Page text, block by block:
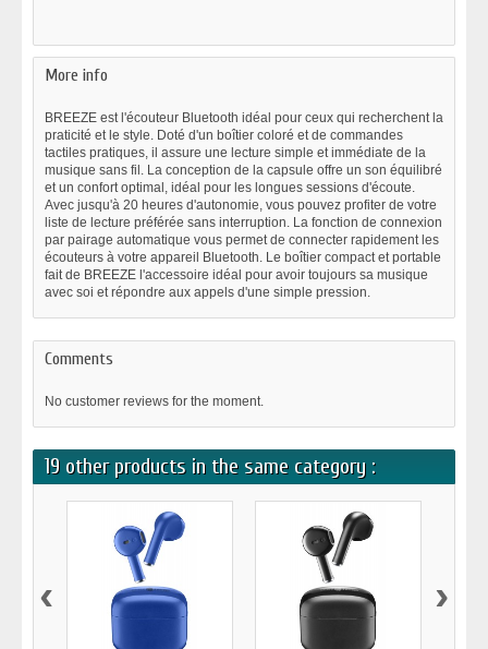
More info
BREEZE est l'écouteur Bluetooth idéal pour ceux qui recherchent la
praticité et le style. Doté d'un boîtier coloré et de commandes
tactiles pratiques, il assure une lecture simple et immédiate de la
musique sans fil. La conception de la capsule offre un son équilibré
et un confort optimal, idéal pour les longues sessions d'écoute.
Avec jusqu'à 20 heures d'autonomie, vous pouvez profiter de votre
liste de lecture préférée sans interruption. La fonction de connexion
par pairage automatique vous permet de connecter rapidement les
écouteurs à votre appareil Bluetooth. Le boîtier compact et portable
fait de BREEZE l'accessoire idéal pour avoir toujours sa musique
avec soi et répondre aux appels d'une simple pression.
Comments
No customer reviews for the moment.
19 other products in the same category :
‹ ›